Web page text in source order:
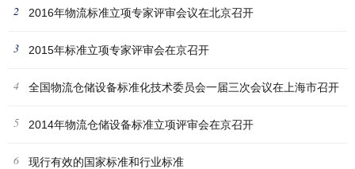
2 2016年物流标准立项专家评审会议在北京召开
3 2015年标准立项专家评审会在京召开
4 全国物流仓储设备标准化技术委员会一届三次会议在上海市召开
5 2014年物流仓储设备标准立项评审会在京召开
6 现行有效的国家标准和行业标准